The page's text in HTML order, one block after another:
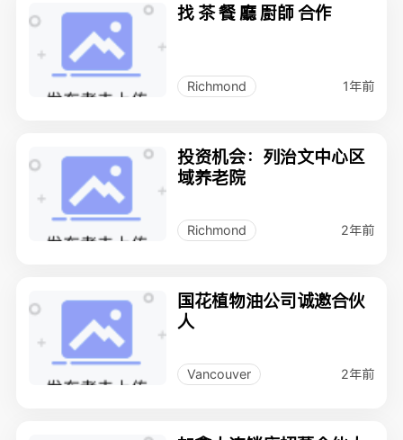
找 茶 餐 廳 㕑師 合作
Richmond 1年前
投资机会：列治文中心区
域养老院
Richmond 2年前
国花植物油公司诚邀合伙
人
Vancouver 2年前